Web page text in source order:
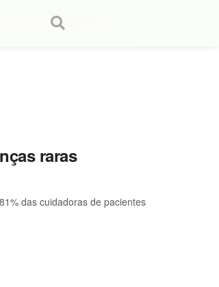
raras
das cuidadoras de pacientes